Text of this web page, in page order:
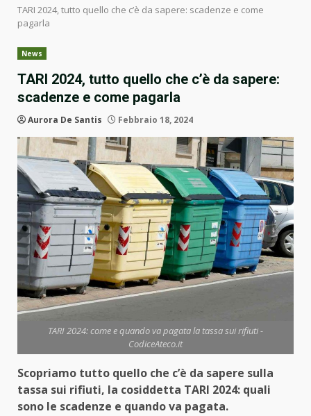
TARI 2024, tutto quello che c’è da sapere: scadenze e come
pagarla
News
TARI 2024, tutto quello che c’è da sapere:
scadenze e come pagarla
Aurora De Santis Febbraio 18, 2024
TARI 2024: come e quando va pagata la tassa sui rifiuti -
CodiceAteco.it
Scopriamo tutto quello che c’è da sapere sulla
tassa sui rifiuti, la cosiddetta TARI 2024: quali
sono le scadenze e quando va pagata.